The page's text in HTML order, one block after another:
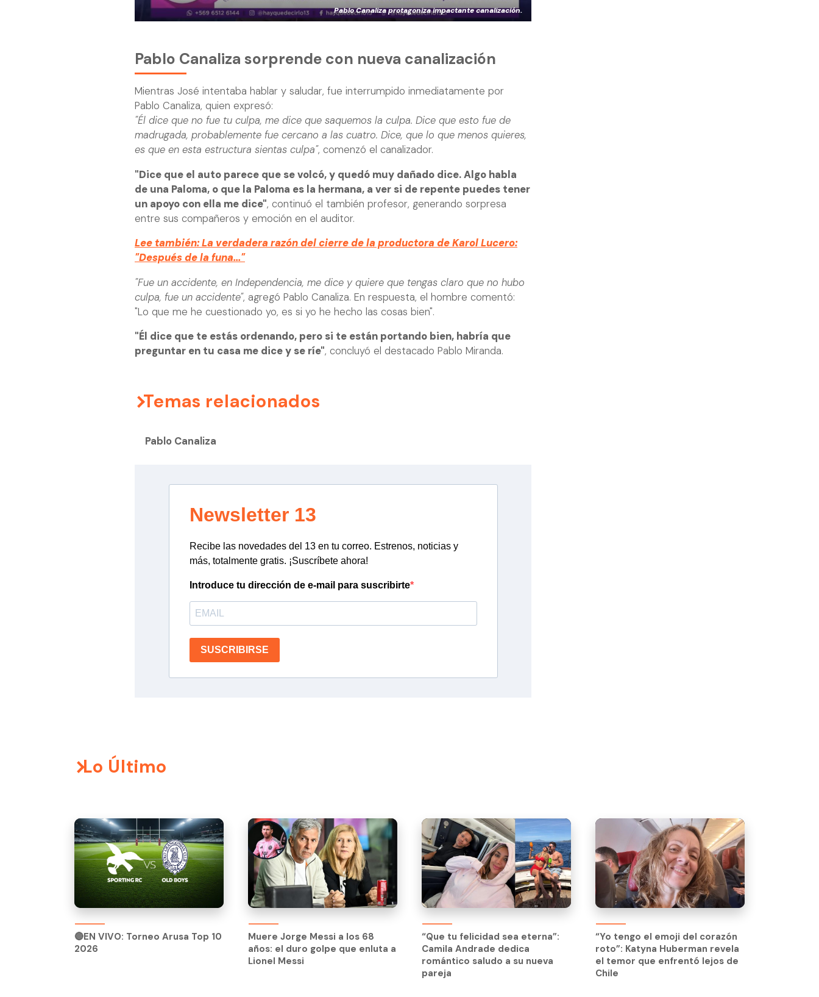
Pablo Canaliza protagoniza impactante canalización.
Pablo Canaliza sorprende con nueva canalización
Mientras José intentaba hablar y saludar, fue interrumpido inmediatamente por
Pablo Canaliza, quien expresó:
"Él dice que no fue tu culpa, me dice que saquemos la culpa. Dice que esto fue de
madrugada, probablemente fue cercano a las cuatro. Dice, que lo que menos quieres,
es que en esta estructura sientas culpa", comenzó el canalizador.
"Dice que el auto parece que se volcó, y quedó muy dañado dice. Algo habla
de una Paloma, o que la Paloma es la hermana, a ver si de repente puedes tener
un apoyo con ella me dice", continuó el también profesor, generando sorpresa
entre sus compañeros y emoción en el auditor.
Lee también: La verdadera razón del cierre de la productora de Karol Lucero:
"Después de la funa..."
"Fue un accidente, en Independencia, me dice y quiere que tengas claro que no hubo
culpa, fue un accidente", agregó Pablo Canaliza. En respuesta, el hombre comentó:
"Lo que me he cuestionado yo, es si yo he hecho las cosas bien".
"Él dice que te estás ordenando, pero si te están portando bien, habría que
preguntar en tu casa me dice y se ríe", concluyó el destacado Pablo Miranda.
Temas relacionados
Pablo Canaliza
Newsletter 13
Recibe las novedades del 13 en tu correo. Estrenos, noticias y
más, totalmente gratis. ¡Suscríbete ahora!
Introduce tu dirección de e-mail para suscribirte
SUSCRIBIRSE
Lo Último
2026
🔴EN VIVO: Torneo Arusa Top 10
2026
Muere Jorge Messi a los 68
años: el duro golpe que enluta a
Lionel Messi
“Que tu felicidad sea eterna”:
Camila Andrade dedica
romántico saludo a su nueva
pareja
“Yo tengo el emoji del corazón
roto”: Katyna Huberman revela
el temor que enfrentó lejos de
Chile